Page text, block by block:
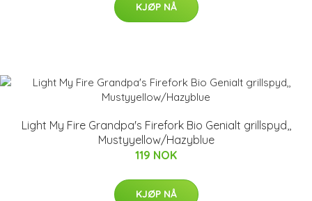
KJØP NÅ
Light My Fire Grandpa's Firefork Bio Genialt grillspyd,,
Mustyyellow/Hazyblue
119 NOK
KJØP NÅ